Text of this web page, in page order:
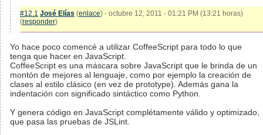
#12.1 José Elías (enlace) - octubre 12, 2011 - 01:21 PM (13:21 horas)
(responder)
Yo hace poco comencé a utilizar CoffeeScript para todo lo que
tenga que hacer en JavaScript.
CoffeeScript es una máscara sobre JavaScript que le brinda de un
montón de mejores al lenguaje, como por ejemplo la creación de
clases al estilo clásico (en vez de prototype). Además gana la
indentación con significado sintáctico como Python.
Y genera código en JavaScript complétamente válido y optimizado,
que pasa las pruebas de JSLint.